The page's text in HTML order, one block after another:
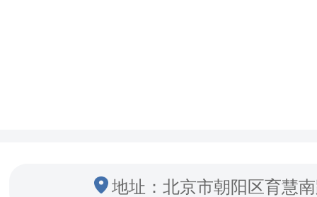
地址：北京市朝阳区育慧